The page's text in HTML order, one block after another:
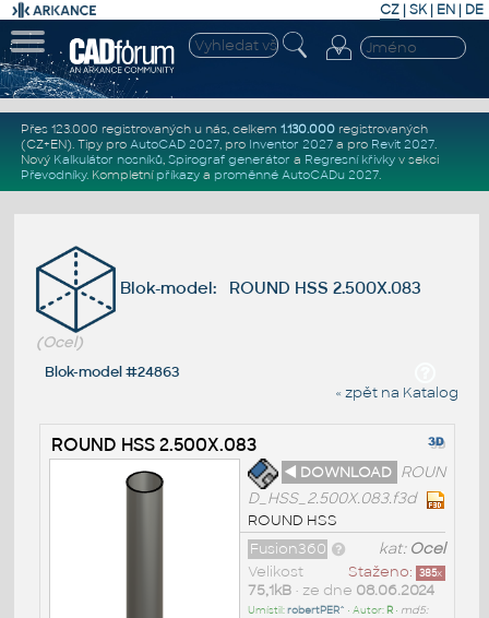
CZ | SK| EN | DE
Přes 123.000 registrovaných u nás, celkem 1.130.000registrovaných
(CZ+EN). Tipy pro AutoCAD 2027, pro Inventor 2027a pro Revit 2027.
Nový Kalkulátor nosníků, Spirograf generátor a Regresní křivkyv sekci
Převodníky. Kompletní příkazya proměnné AutoCADu 2027.
Blok-model: ROUND HSS 2.500X.083
(Ocel)
Blok-model #24863
« zpět na Katalog
ROUND HSS 2.500X.083
◄ DOWNLOAD ROUN
D_HSS_2.500X.083.f3d
ROUND HSS
kat: Ocel
Fusion360
Staženo: 385x
Velikost
75,1kB• ze dne 08.06.2024
Umístil:robertPER^ • Autor: R• md5: